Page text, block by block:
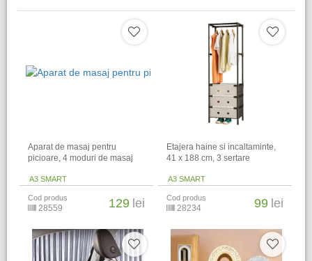
Aparat de masaj pentru
picioare, 4 moduri de masaj
A3 SMART
Cod produs
28559 129 lei
Etajera haine si incaltaminte,
41 x 188 cm, 3 sertare
A3 SMART
Cod produs
28234 99 lei